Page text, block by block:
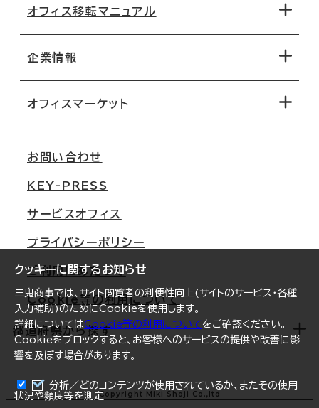
クッキーに関するお知らせ
三鬼商事では、サイト閲覧者の利便性向上(サイトのサービス・各種
入力補助)のためにCookieを使用します。
詳細についてはCookie等の利用についてをご確認ください。
Cookieをブロックすると、お客様へのサービスの提供や改善に影
響を及ぼす場合があります。
分析／どのコンテンツが使用されているか、またその使用
状況や頻度等を測定
地図から探す
路線・駅から探す
オフィス移転マニュアル
移転コストシミュレーション
移転スケジュール
オフィス移転Q&A
企業情報
オフィスマーケット
大阪
名古屋
札幌
仙台
横浜
福岡
オフィスリポート
ログイン
お問い合わせ
KEY-PRESS
サービスオフィス
プライバシーポリシー
ご利用にあたって
Cookie等の利用について
都道府県から探す
北海道 Copyright Miki Shoji Co.,ltd